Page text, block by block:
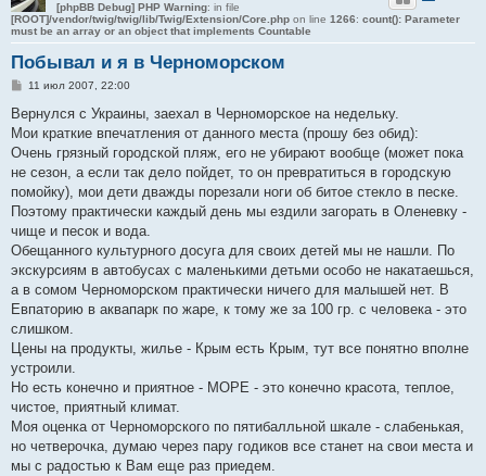
[phpBB Debug] PHP Warning: in file
[ROOT]/vendor/twig/twig/lib/Twig/Extension/Core.php on line 1266: count(): Parameter
must be an array or an object that implements Countable
Побывал и я в Черноморском
С
о
б
щ
е
и
е
11 июл 2007, 22:00
Вернулся с Украины, заехал в Черноморское на недельку.
Мои краткие впечатления от данного места (прошу без обид):
Очень грязный городской пляж, его не убирают вообще (может пока
не сезон, а если так дело пойдет, то он превратиться в городскую
помойку), мои дети дважды порезали ноги об битое стекло в песке.
Поэтому практически каждый день мы ездили загорать в Оленевку -
чище и песок и вода.
Обещанного культурного досуга для своих детей мы не нашли. По
экскурсиям в автобусах с маленькими детьми особо не накатаешься,
а в сомом Черноморском практически ничего для малышей нет. В
Евпаторию в аквапарк по жаре, к тому же за 100 гр. с человека - это
слишком.
Цены на продукты, жилье - Крым есть Крым, тут все понятно вполне
устроили.
Но есть конечно и приятное - МОРЕ - это конечно красота, теплое,
чистое, приятный климат.
Моя оценка от Черноморского по пятибалльной шкале - слабенькая,
но четверочка, думаю через пару годиков все станет на свои места и
мы с радостью к Вам еще раз приедем.